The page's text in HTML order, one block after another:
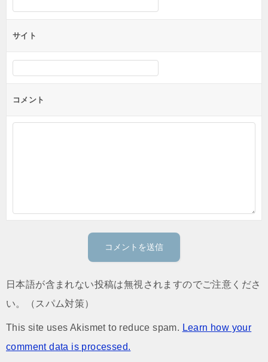
サイト
コメント
日本語が含まれない投稿は無視されますのでご注意くださ
い。（スパム対策）
This site uses Akismet to reduce spam. Learn how your
comment data is processed.